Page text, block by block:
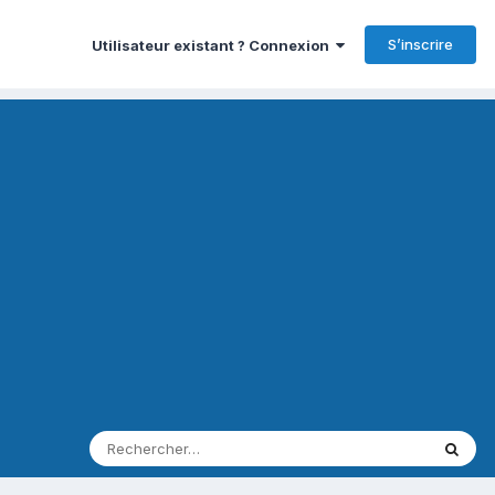
Utilisateur existant ? Connexion S’inscrire